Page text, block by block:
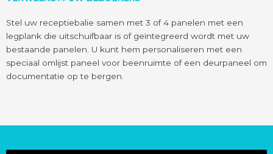
Stel uw receptiebalie samen met 3 of 4 panelen met een
legplank die uitschuifbaar is of geïntegreerd wordt met uw
bestaande panelen. U kunt hem personaliseren met een
speciaal omlijst paneel voor beenruimte of een deurpaneel om
documentatie op te bergen.